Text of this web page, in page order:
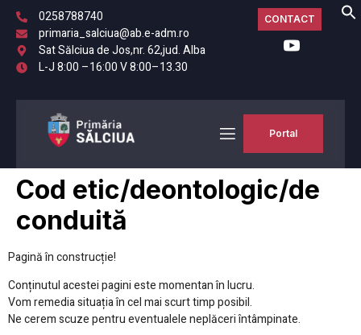
0258788740
primaria_salciua@ab.e-adm.ro
Sat Sălciua de Jos,nr. 62,jud. Alba
L-J 8:00 –16:00 V 8:00–13.30
CONTACT
Portal
Cod etic/deontologic/de
conduită
Pagină în construcție!
Conținutul acestei pagini este momentan în lucru.
Vom remedia situația în cel mai scurt timp posibil.
Ne cerem scuze pentru eventualele neplăceri întâmpinate.